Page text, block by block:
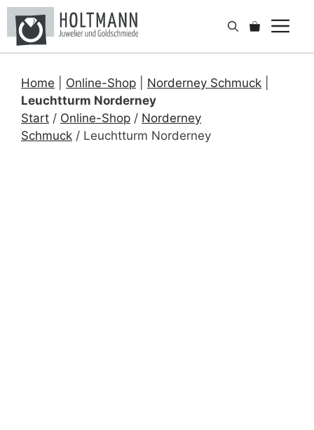
Zum
Inhalt
springen
Home Online-Shop Norderney Schmuck
Leuchtturm Norderney
Start / Online-Shop / Norderney
Schmuck / Leuchtturm Norderney